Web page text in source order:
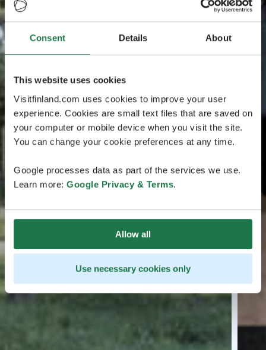
Consent Details About
This website uses cookies
Visitfinland.com uses cookies to improve your user
experience. Cookies are small text files that are saved on
your computer or mobile device when you visit the site.
You can change your cookie preferences at any time.
Google processes data as part of the services we use.
Learn more: Google Privacy & Terms.
Allow all
Use necessary cookies only